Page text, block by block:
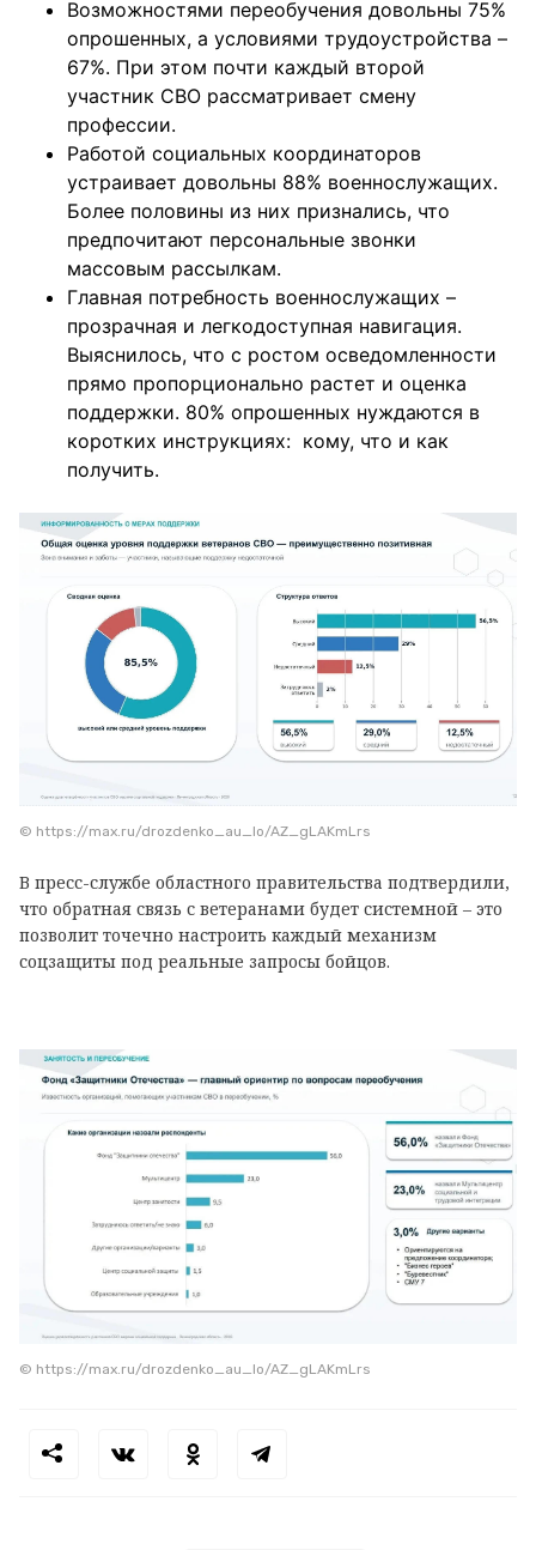
Возможностями переобучения довольны 75%
опрошенных, а условиями трудоустройства –
67%. При этом почти каждый второй
участник СВО рассматривает смену
профессии.
Работой социальных координаторов
устраивает довольны 88% военнослужащих.
Более половины из них признались, что
предпочитают персональные звонки
массовым рассылкам.
Главная потребность военнослужащих –
прозрачная и легкодоступная навигация.
Выяснилось, что с ростом осведомленности
прямо пропорционально растет и оценка
поддержки. 80% опрошенных нуждаются в
коротких инструкциях: кому, что и как
получить.
© https://max.ru/drozdenko_au_lo/AZ_gLAKmLrs
В пресс-службе областного правительства подтвердили,
что обратная связь с ветеранами будет системной – это
позволит точечно настроить каждый механизм
соцзащиты под реальные запросы бойцов.
© https://max.ru/drozdenko_au_lo/AZ_gLAKmLrs